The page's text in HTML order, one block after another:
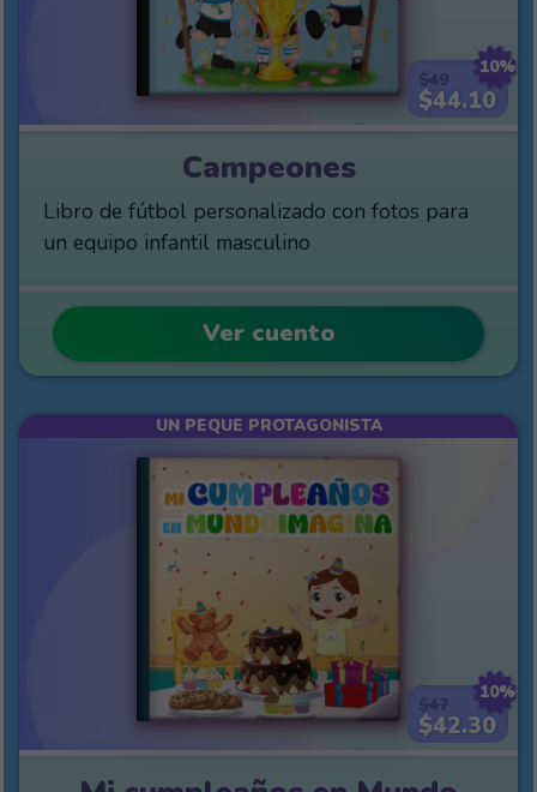
10%
$44.10
Campeones
Libro de fútbol personalizado con fotos para
un equipo infantil masculino
Ver cuento
10%
$42.30
UN PEQUE PROTAGONISTA